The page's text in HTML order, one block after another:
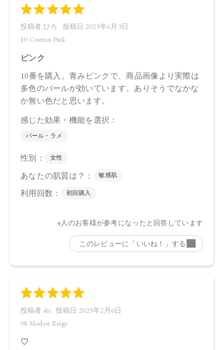
ラウロイルリシン、シリカ、スクワラン、トリ（カプリル酸
／カプリン酸）グリセリル、ダイマージリノール酸ジ（イソ
ステアリル／フィトステリル）、タルク、イソステアリン酸
コフェロール、アルガニアスピノサ核油、オプンチアフィク
スインジカ種子油、ホホバ種子油、ローズマリー葉油、アン
ズ核油、オリーブ果実油、カニナバラ果実油、ヒマワリ種子
油、マイカ、グンジョウ、酸化チタン、酸化鉄
・10
マージリノール酸ジ（イソステアリル／フィトステリル）、
シリカ、ダイマージリノール酸ダイマージリノレイルビス
（ベヘニル／イソステアリル／フィトステリル）、カルナウ
バロウ、トコフェロール、アルガニアスピノサ核油、オプン
ローズマリー葉油、アンズ核油、オリーブ果実油、カニナバ
タルク、ラウロイルリシン、シリカ、スクワラン、トリ（カ
プリル酸／カプリン酸）グリセリル、ダイマージリノール酸
水添ヒマシ油、ジステアリン酸Al、セタノール、トコフェロ
ール、水酸化Al、アルガニアスピノサ核油、オプンチアフィ
クスインジカ種子油、ホホバ種子油、ローズマリー葉油、ア
ンズ核油、オリーブ果実油、カニナバラ果実油、ヒマワリ種